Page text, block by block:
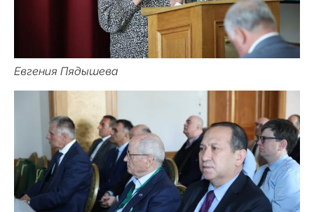
Евгения Пядышева